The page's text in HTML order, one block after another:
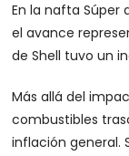
En la nafta Súper
el avance
de Shell tuvo un
Más allá del
combustibles
inflación general.